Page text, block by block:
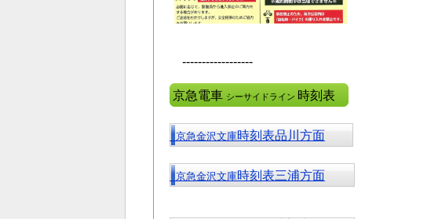
------------------
京急電車 シーサイドライン 時刻表
京急金沢文庫時刻表品川方面
京急金沢文庫時刻表三浦方面